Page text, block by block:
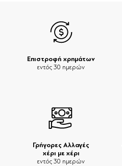
Επιστροφή χρημάτων
εντός 30 ημερών
Γρήγορες Αλλαγές
χέρι με χέρι
εντός 30 ημερών